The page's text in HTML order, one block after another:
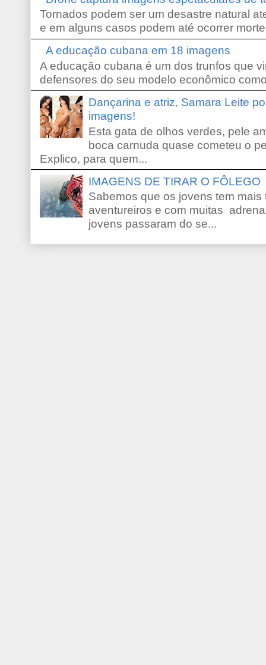
Tornados podem ser um desastre natural
e em alguns casos podem até ocorrer
A educação cubana em 18 imagens
A educação cubana é um dos trunfos que
defensores do seu modelo econômico
Dançarina e atriz, Samara Leite
imagens!
Esta gata de olhos verdes, pele
boca carnuda quase cometeu o
Explico, para quem...
IMAGENS DE TIRAR O FÔLEGO
Sabemos que os jovens tem
aventureiros e com muitas
jovens passaram do se...